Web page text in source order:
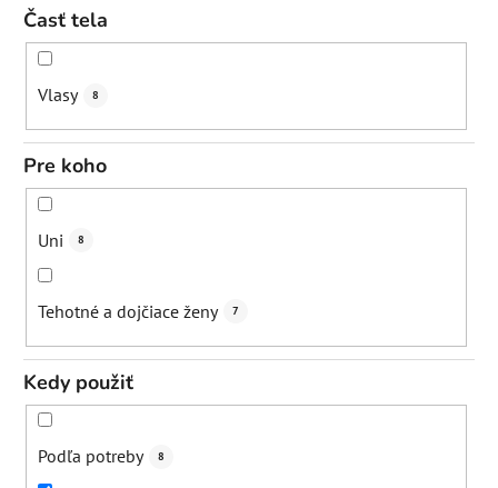
Časť tela
Vlasy 8
Pre koho
Uni 8
Tehotné a dojčiace ženy 7
Kedy použiť
Podľa potreby 8